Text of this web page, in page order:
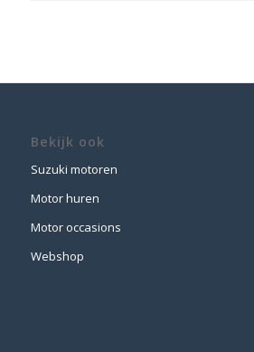
Bekijk ook
Suzuki motoren
Motor huren
Motor occasions
Webshop